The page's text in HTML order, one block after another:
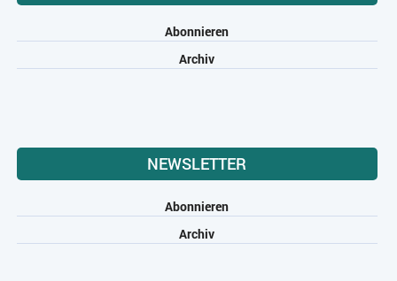
Abonnieren
Archiv
NEWSLETTER
Abonnieren
Archiv